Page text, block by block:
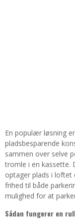
En populær løsning er
pladsbesparende
sammen over selve
tromle i en kassette.
optager plads i loftet
frihed til både
mulighed for at
Sådan fungerer en